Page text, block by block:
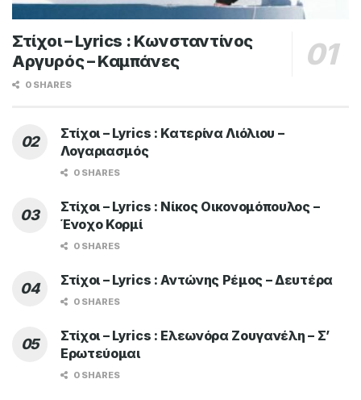
Στίχοι – Lyrics : Κωνσταντίνος
Αργυρός – Καμπάνες
0 SHARES
Στίχοι – Lyrics : Κατερίνα Λιόλιου –
Λογαριασμός
0 SHARES
Στίχοι – Lyrics : Νίκος Οικονομόπουλος –
Ένοχο Κορμί
0 SHARES
Στίχοι – Lyrics : Αντώνης Ρέμος – Δευτέρα
0 SHARES
Στίχοι – Lyrics : Ελεωνόρα Ζουγανέλη – Σ’
Ερωτεύομαι
0 SHARES